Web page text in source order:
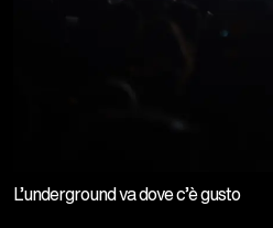
L’underground va dove c’è gusto